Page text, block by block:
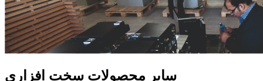
سایر محصولات سخت افزاری